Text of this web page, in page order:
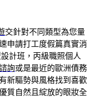
交針對不同類型為您量
申請打工度假篇真實消
計班，丙級職照個人
詢或是最近的歐洲債務
新驅勢與風格找到喜歡
質自然且綻放的眼妝全